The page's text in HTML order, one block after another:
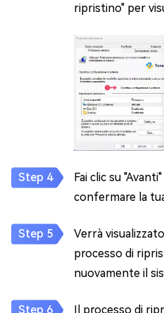
ripristino" per
Fai clic su
confermare la
Verrà
processo di
nuovamente il
Il processo di